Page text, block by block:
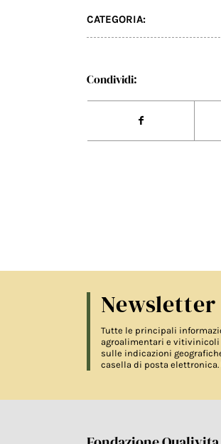
CATEGORIA:
Condividi:
Newsletter
Tutte le principali
agroalimentari e vitivinicoli
sulle indicazioni
casella di posta elettronica.